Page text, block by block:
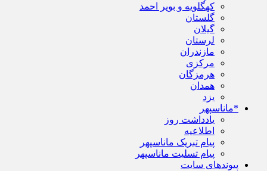
کهگلویه و بویر احمد
گلستان
گیلان
لرستان
مازندران
مرکزی
هرمزگان
همدان
یزد
*ماناسپهر
یادداشت روز
اطلاعیه
پیام تبریک ماناسپهر
پیام تسلیت ماناسپهر
پیوندهای سایت